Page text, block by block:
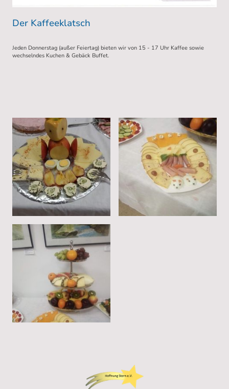
Der Kaffeeklatsch
Jeden Donnerstag (außer Feiertag) bieten wir von 15 - 17 Uhr Kaffee sowie
wechselndes Kuchen & Gebäck Buffet.